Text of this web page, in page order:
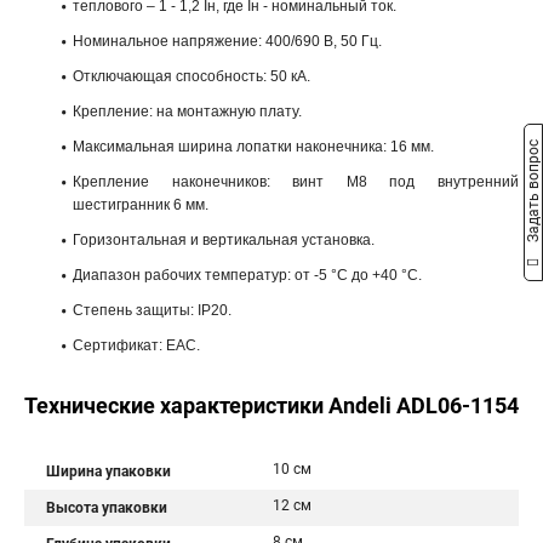
теплового – 1 - 1,2 Iн, где Iн - номинальный ток.
Номинальное напряжение: 400/690 В, 50 Гц.
Отключающая способность: 50 кА.
Крепление: на монтажную плату.
Максимальная ширина лопатки наконечника: 16 мм.
Крепление наконечников: винт М8 под внутренний
шестигранник 6 мм.
Горизонтальная и вертикальная установка.
Диапазон рабочих температур: от -5 °С до +40 °С.
Степень защиты: IP20.
Сертификат: ЕАС.
Технические характеристики Andeli ADL06-1154
Ширина упаковки 10 см
Высота упаковки 12 см
Задать вопрос